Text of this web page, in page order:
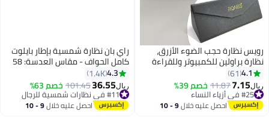
رويس نظارة حجب الضوء الأزرق،
نظارة براولين للكمبيوتر وللقراءة
والألعاب والتلفزيون والهواتف بفلتر
الضوء الأزرق، نظارات الموضة
المضادة لإجهاد العين والصداع
للنساء والرجال، أسود، 52 مم
4.1
61
ريال7.15
11.87خصم 39%
#25 في أزياء النساء
#25 في أزياء النساء احصل عليه خلال 9 - 10
راي بان نظارة شمسية بإطار بايلوت
كامل الحواف - مقاس العدسة: 58
003/3F للجنسين
4.3
1.4K
ريال36.55
101.45خصم 63%
#11 في نظارات شمسية للرجال
#11 في نظارات شمسية للرجال احصل عليه خلال 9 - 10